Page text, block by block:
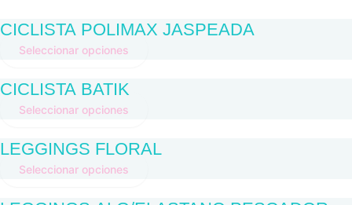
CICLISTA POLIMAX JASPEADA
Seleccionar opciones
CICLISTA BATIK
Seleccionar opciones
LEGGINGS FLORAL
Seleccionar opciones